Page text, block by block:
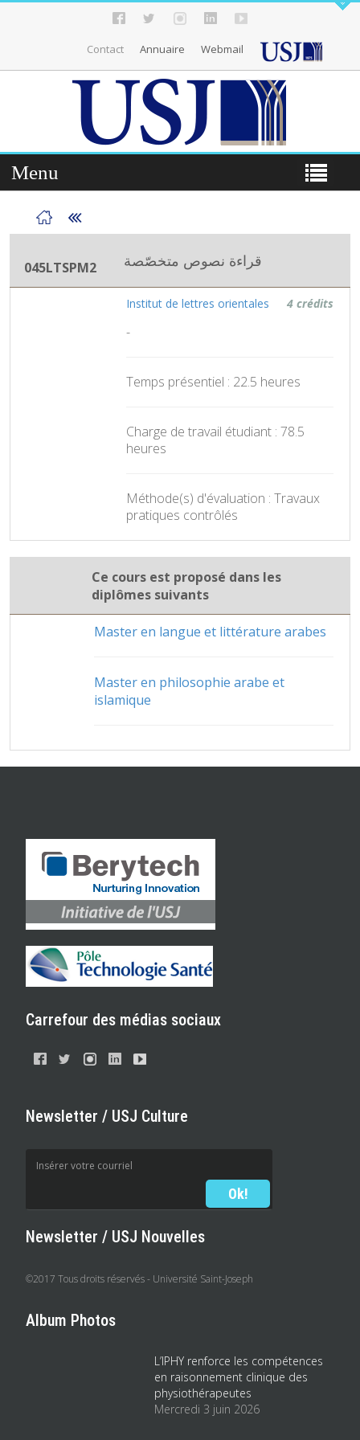
Contact Annuaire Webmail
Menu
045LTSPM2 قراءة نصوص متخصّصة
Institut de lettres orientales 4 crédits
-
Temps présentiel : 22.5 heures
Charge de travail étudiant : 78.5
heures
Méthode(s) d'évaluation : Travaux
pratiques contrôlés
Ce cours est proposé dans les
diplômes suivants
Master en langue et littérature arabes
Master en philosophie arabe et
islamique
Carrefour des médias sociaux
Newsletter / USJ Culture
Newsletter / USJ Nouvelles
©2017 Tous droits réservés - Université Saint-Joseph
Album Photos
L’IPHY renforce les compétences
en raisonnement clinique des
physiothérapeutes
Mercredi 3 juin 2026